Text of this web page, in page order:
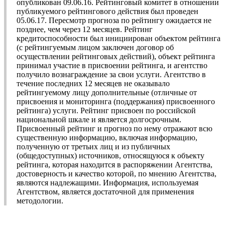
опубликован 09.06.16. Рейтинговый комитет в отношении
публикуемого рейтингового действия был проведен
05.06.17. Пересмотр прогноза по рейтингу ожидается не
позднее, чем через 12 месяцев. Рейтинг
кредитоспособности был инициирован объектом рейтинга
(с рейтингуемым лицом заключен договор об
осуществлении рейтинговых действий), объект рейтинга
принимал участие в присвоении рейтинга, и агентство
получило вознаграждение за свои услуги. Агентство в
течение последних 12 месяцев не оказывало
рейтингуемому лицу дополнительные (отличные от
присвоения и мониторинга (поддержания) присвоенного
рейтинга) услуги. Рейтинг присвоен по российской
национальной шкале и является долгосрочным.
Присвоенный рейтинг и прогноз по нему отражают всю
существенную информацию, включая информацию,
полученную от третьих лиц и из публичных
(общедоступных) источников, относящуюся к объекту
рейтинга, которая находится в распоряжении Агентства,
достоверность и качество которой, по мнению Агентства,
являются надлежащими. Информация, используемая
Агентством, является достаточной для применения
методологии.